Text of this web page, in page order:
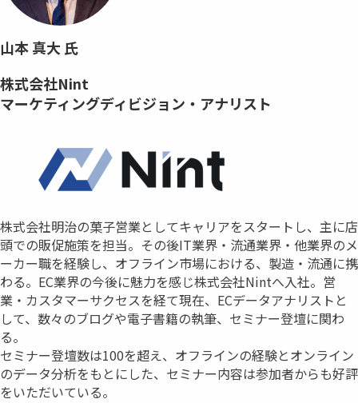
山本 真大 氏
株式会社Nint
マーケティングディビジョン・アナリスト
株式会社明治の菓子営業としてキャリアをスタートし、主に店
頭での販促施策を担当。その後IT業界・流通業界・他業界のメ
ーカー職を経験し、オフライン市場における、製造・流通に携
わる。EC業界の今後に魅力を感じ株式会社Nintへ入社。営
業・カスタマーサクセスを経て現在、ECデータアナリストと
して、数々のブログや電子書籍の執筆、セミナー登壇に関わ
る。
セミナー登壇数は100を超え、オフラインの経験とオンライン
のデータ分析をもとにした、セミナー内容は参加者からも好評
をいただいている。